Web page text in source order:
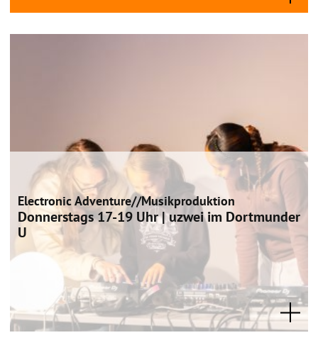
Electronic Adventure//Musikproduktion
Donnerstags 17-19 Uhr | uzwei im Dortmunder
U